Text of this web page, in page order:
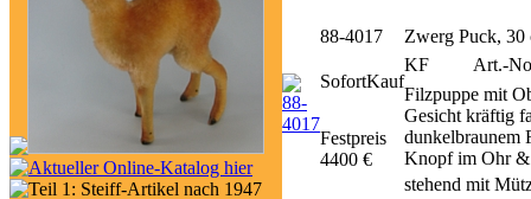
88-4017
Zwerg Puck, 30
KF
Art.-
Filzpuppe mit
Gesicht kräftig
dunkelbraunem
Knopf im Ohr &
stehend mit
SofortKauf
Festpreis
4400 €